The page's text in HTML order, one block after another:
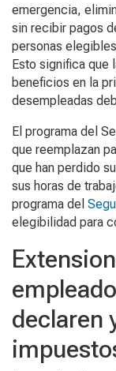
emergencia,
sin recibir pagos
personas
Esto significa que
beneficios en la
desempleadas
El programa del
que reemplazan
que han perdido
sus horas de
programa del
elegibilidad para
declaren